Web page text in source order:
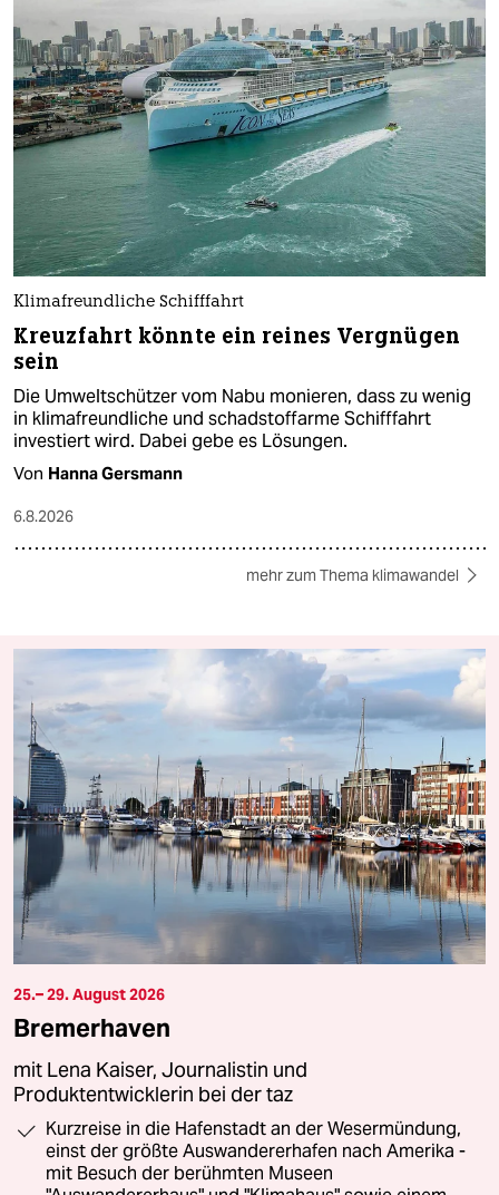
Klimafreundliche Schifffahrt
Kreuzfahrt könnte ein reines Vergnügen
sein
Die Umweltschützer vom Nabu monieren, dass zu wenig
in klimafreundliche und schadstoffarme Schifffahrt
investiert wird. Dabei gebe es Lösungen.
Von Hanna Gersmann
6.8.2026
mehr zum Thema klimawandel
25.– 29. August 2026
Bremerhaven
mit Lena Kaiser, Journalistin und
Produktentwicklerin bei der taz
Kurzreise in die Hafenstadt an der Wesermündung,
einst der größte Auswandererhafen nach Amerika -
mit Besuch der berühmten Museen